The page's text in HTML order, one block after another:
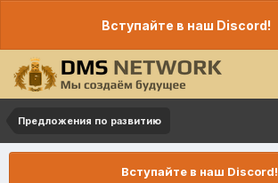
Вступайте в наш Discord!
Предложения по развитию
Вступайте в наш Discord!